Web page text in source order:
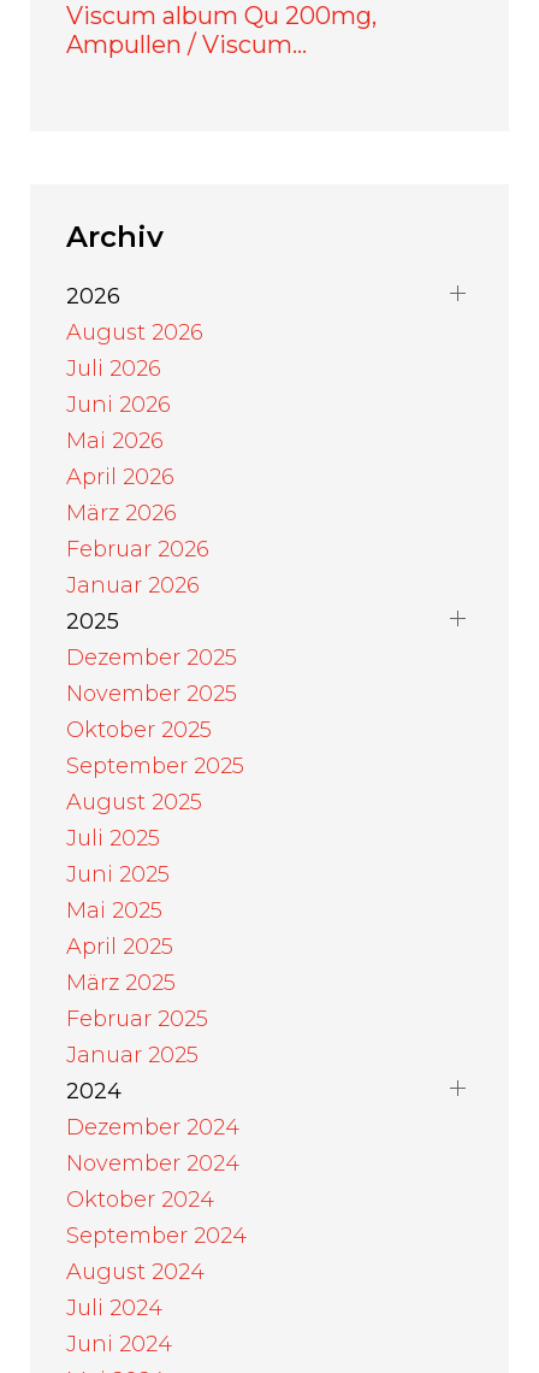
Viscum album Qu 200mg,
Ampullen / Viscum…
Archiv
2026
August 2026
Juli 2026
Juni 2026
Mai 2026
April 2026
März 2026
Februar 2026
Januar 2026
2025
Dezember 2025
November 2025
Oktober 2025
September 2025
August 2025
Juli 2025
Juni 2025
Mai 2025
April 2025
März 2025
Februar 2025
Januar 2025
2024
Dezember 2024
November 2024
Oktober 2024
September 2024
August 2024
Juli 2024
Juni 2024